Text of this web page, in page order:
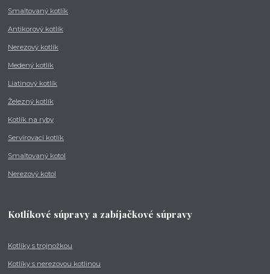
Smaltovaný kotlík
Antikorový kotlík
Nerezový kotlík
Medený kotlík
Liatinový kotlík
Železný kotlík
Kotlík na ryby
Servírovací kotlík
Smaltovaný kotol
Nerezový kotol
Kotlíkové súpravy a zabíjačkové súpravy
Kotlíky s trojnožkou
Kotlíky s nerezovou kotlinou